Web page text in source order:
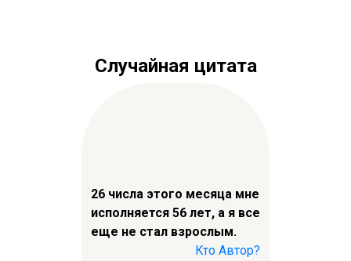
Случайная цитата
26 числа этого месяца мне
исполняется 56 лет, а я все
еще не стал взрослым.
Кто Автор?